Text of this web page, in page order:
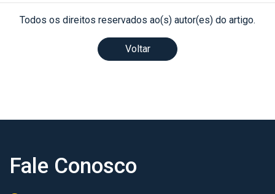
Todos os direitos reservados ao(s) autor(es) do artigo.
Voltar
Fale Conosco